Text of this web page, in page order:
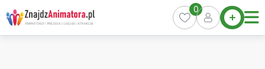
Skip
to
content
Home
Oferty
0